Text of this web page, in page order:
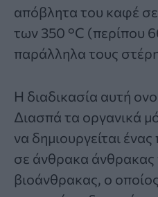
απόβλητα του καφέ
των 350 °C (περίπου
παράλληλα τους
Η διαδικασία αυτή
Διασπά τα οργανικά
να δημιουργείται
σε άνθρακα άνθρακας
βιοάνθρακας, ο